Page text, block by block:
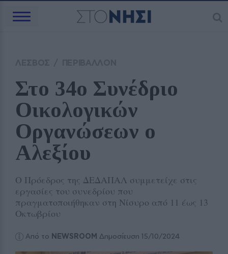
Στο 34ο Συνέδριο
Οικολογικών
Οργανώσεων ο
Αλεξίου
Ο Πρόεδρος της ΔΕΔΑΠΑΛ συμμετείχε στις
εργασίες του συνεδρίου που
πραγματοποιήθηκαν στη Νίσυρο από 11 έως 13
Οκτωβρίου
Από το NEWSROOM Δημοσίευση 15/10/2024